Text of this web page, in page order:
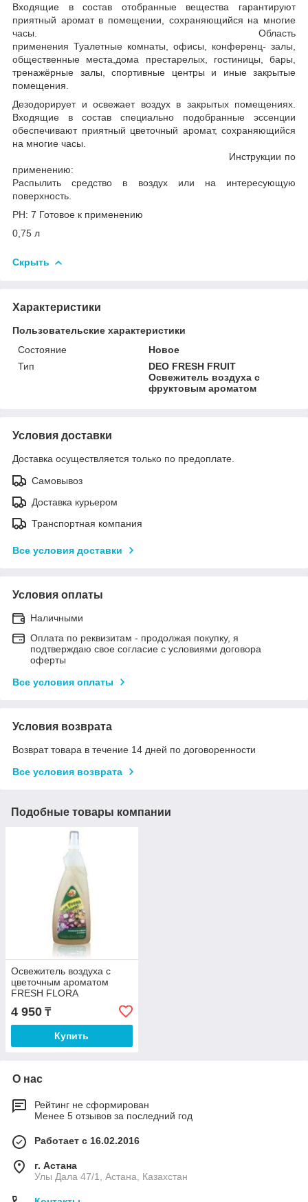
Входящие в состав отобранные вещества гарантируют
приятный аромат в помещении, сохраняющийся на многие
часы. Область
применения Туалетные комнаты, офисы, конференц- залы,
общественные места,дома престарелых, гостиницы, бары,
тренажёрные залы, спортивные центры и иные закрытые
помещения.
Дезодорирует и освежает воздух в закрытых помещениях.
Входящие в состав специально подобранные эссенции
обеспечивают приятный цветочный аромат, сохраняющийся
на многие часы.
Инструкции по
применению:
Распылить средство в воздух или на интересующую
поверхность.
PH: 7 Готовое к применению
0,75 л
Скрыть
Характеристики
Пользовательские характеристики
Состояние
Новое
Тип
DEO FRESH FRUIT
Освежитель воздуха с
фруктовым ароматом
Условия доставки
Доставка осуществляется только по предоплате.
Самовывоз
Доставка курьером
Транспортная компания
Все условия доставки
Условия оплаты
Наличными
Оплата по реквизитам - продолжая покупку, я
подтверждаю свое согласие с условиями договора
оферты
Все условия оплаты
Условия возврата
Возврат товара в течение 14 дней по договоренности
Все условия возврата
Подобные товары компании
Освежитель воздуха с
цветочным ароматом
FRESH FLORA
4 950 ₸
Купить
О нас
Рейтинг не сформирован
Менее 5 отзывов за последний год
Работает с 16.02.2016
г. Астана
Улы Дала 47/1, Астана, Казахстан